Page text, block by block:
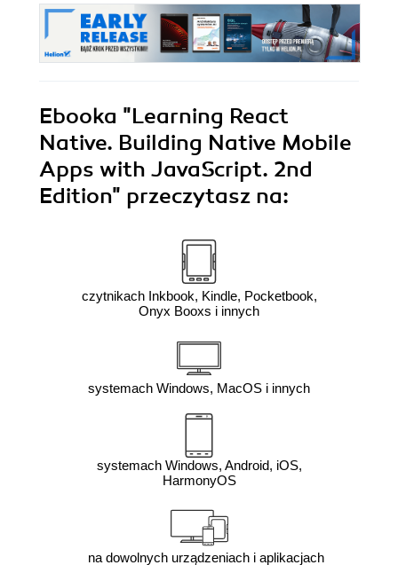
Ebooka "Learning React
Native. Building Native Mobile
Apps with JavaScript. 2nd
Edition" przeczytasz na:
czytnikach Inkbook, Kindle, Pocketbook,
Onyx Booxs i innych
systemach Windows, MacOS i innych
systemach Windows, Android, iOS,
HarmonyOS
na dowolnych urządzeniach i aplikacjach